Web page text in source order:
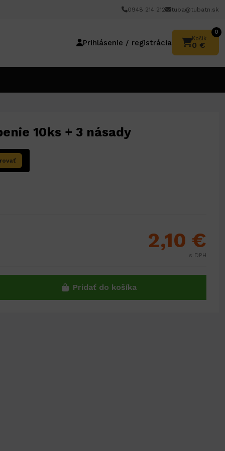
0948 214 212 tuba@tubatn.sk
Prihlásenie / registrácia Košík
0
0 €
10ks + 3 násady
2,10 €
s DPH
Pridať do košíka